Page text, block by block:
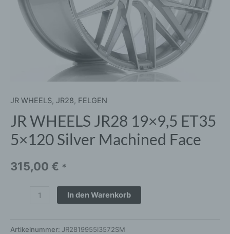
JR WHEELS, JR28, FELGEN
JR WHEELS JR28 19×9,5 ET35
5×120 Silver Machined Face
315,00 € *
Menge
In den Warenkorb
Artikelnummer: JR2819955I3572SM